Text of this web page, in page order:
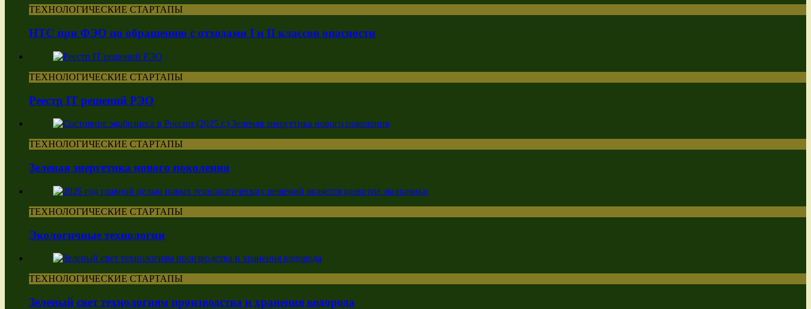
ТЕХНОЛОГИЧЕСКИЕ СТАРТАПЫ
НТС при ФЭО по обращению с отходами I и II классов опасности
ТЕХНОЛОГИЧЕСКИЕ СТАРТАПЫ
Реестр IT решений РЭО
ТЕХНОЛОГИЧЕСКИЕ СТАРТАПЫ
Зеленая энергетика нового поколения
ТЕХНОЛОГИЧЕСКИЕ СТАРТАПЫ
Экологичные технологии
ТЕХНОЛОГИЧЕСКИЕ СТАРТАПЫ
Зеленый свет технологиям производства и хранения водорода